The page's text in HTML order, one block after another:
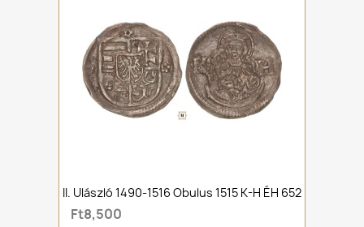
II. Ulászló 1490-1516 Obulus 1515 K-H ÉH 652
Ft8,500